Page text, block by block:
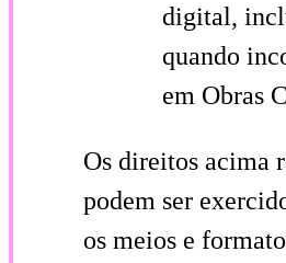
digital,
quando
em Obras
Os direitos acima
podem ser
os meios e